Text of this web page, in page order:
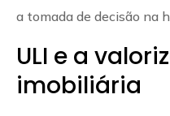
a tomada de decisão na
ULI e a
imobiliária